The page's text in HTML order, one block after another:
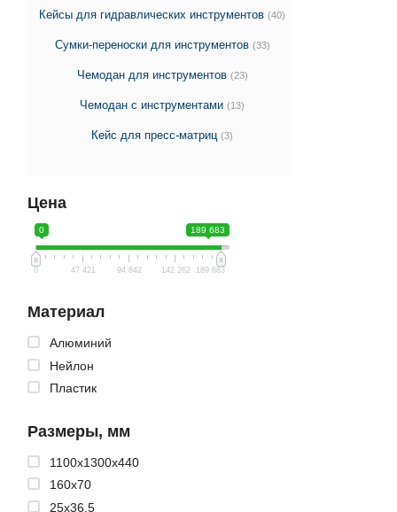
Кейсы для гидравлических инструментов (40)
Сумки-переноски для инструментов (33)
Чемодан для инструментов (23)
Чемодан с инструментами (13)
Кейс для пресс-матриц (3)
Цена
0 189 683
0 47 421 94 842 142 262 189 683
Материал
Алюминий
Нейлон
Пластик
Размеры, мм
1100x1300x440
160x70
25x36.5